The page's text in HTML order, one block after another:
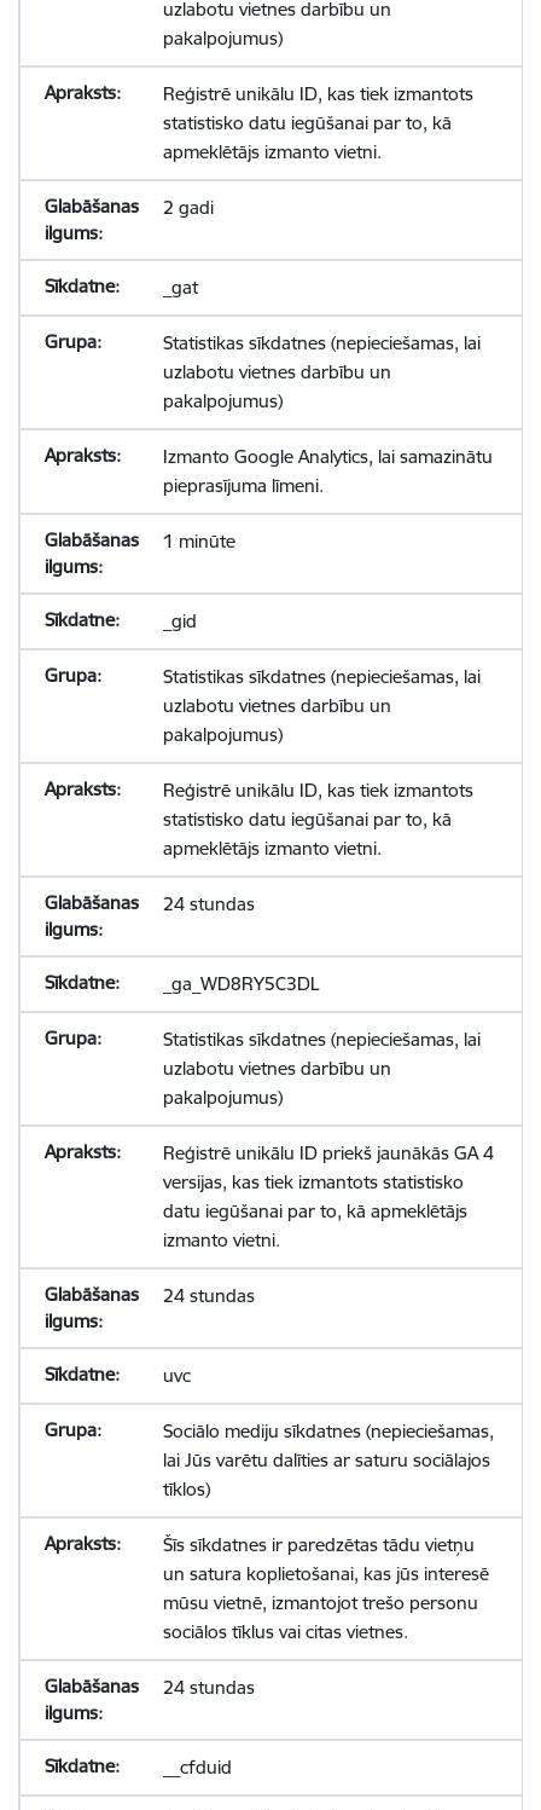
uzlabotu vietnes darbību un
pakalpojumus)
Reģistrē unikālu ID, kas tiek izmantots
statistisko datu iegūšanai par to, kā
apmeklētājs izmanto vietni.
2 gadi
_gat
Statistikas sīkdatnes (nepieciešamas, lai
uzlabotu vietnes darbību un
pakalpojumus)
Izmanto Google Analytics, lai samazinātu
pieprasījuma līmeni.
1 minūte
_gid
Statistikas sīkdatnes (nepieciešamas, lai
uzlabotu vietnes darbību un
pakalpojumus)
Reģistrē unikālu ID, kas tiek izmantots
statistisko datu iegūšanai par to, kā
apmeklētājs izmanto vietni.
24 stundas
_ga_WD8RY5C3DL
Statistikas sīkdatnes (nepieciešamas, lai
uzlabotu vietnes darbību un
pakalpojumus)
Reģistrē unikālu ID priekš jaunākās GA 4
versijas, kas tiek izmantots statistisko
datu iegūšanai par to, kā apmeklētājs
izmanto vietni.
24 stundas
uvc
Sociālo mediju sīkdatnes (nepieciešamas,
lai Jūs varētu dalīties ar saturu sociālajos
tīklos)
Šīs sīkdatnes ir paredzētas tādu vietņu
un satura koplietošanai, kas jūs interesē
mūsu vietnē, izmantojot trešo personu
sociālos tīklus vai citas vietnes.
24 stundas
__cfduid